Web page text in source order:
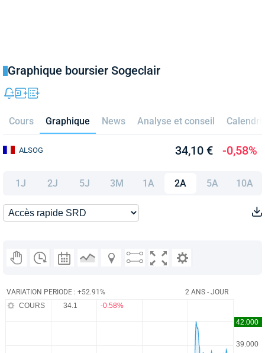
Graphique boursier Sogeclair
Cours Graphique News Analyse et conseil
ALSOG 34,10 € -0,58%
1J 2J 5J 3M 1A 2A 5A 10A
VARIATION PERIODE : +52.91% 2 ANS - JOUR
COURS 34.1 -0.58%